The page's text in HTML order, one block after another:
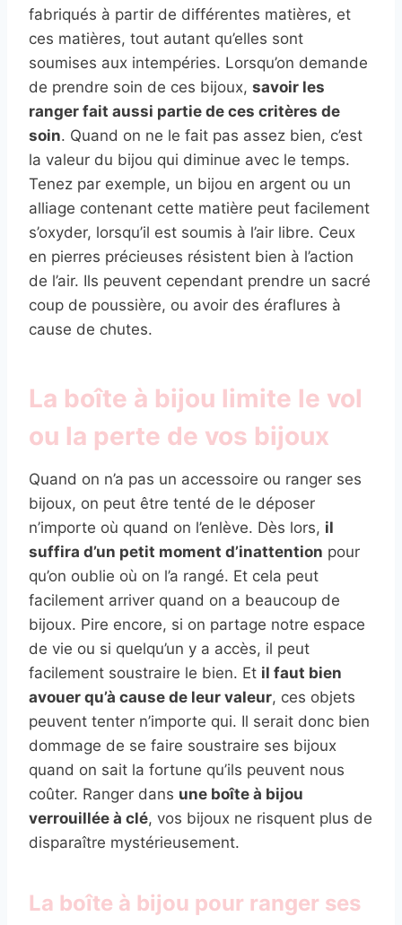
fabriqués à partir de différentes matières, et
ces matières, tout autant qu’elles sont
soumises aux intempéries. Lorsqu’on demande
de prendre soin de ces bijoux, savoir les
ranger fait aussi partie de ces critères de
soin. Quand on ne le fait pas assez bien, c’est
la valeur du bijou qui diminue avec le temps.
Tenez par exemple, un bijou en argent ou un
alliage contenant cette matière peut facilement
s’oxyder, lorsqu’il est soumis à l’air libre. Ceux
en pierres précieuses résistent bien à l’action
de l’air. Ils peuvent cependant prendre un sacré
coup de poussière, ou avoir des éraflures à
cause de chutes.
La boîte à bijou limite le vol
ou la perte de vos bijoux
Quand on n’a pas un accessoire ou ranger ses
bijoux, on peut être tenté de le déposer
n’importe où quand on l’enlève. Dès lors, il
suffira d’un petit moment d’inattention pour
qu’on oublie où on l’a rangé. Et cela peut
facilement arriver quand on a beaucoup de
bijoux. Pire encore, si on partage notre espace
de vie ou si quelqu’un y a accès, il peut
facilement soustraire le bien. Et il faut bien
avouer qu’à cause de leur valeur, ces objets
peuvent tenter n’importe qui. Il serait donc bien
dommage de se faire soustraire ses bijoux
quand on sait la fortune qu’ils peuvent nous
coûter. Ranger dans une boîte à bijou
verrouillée à clé, vos bijoux ne risquent plus de
disparaître mystérieusement.
La boîte à bijou pour ranger ses